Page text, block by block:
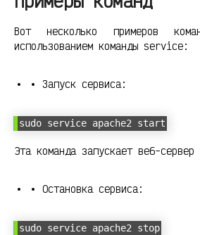
Вот несколько примеров
использованием команды service:
Запуск сервиса:
sudo service apache2 start
Эта команда запускает веб-сервер
Остановка сервиса:
sudo service apache2 stop